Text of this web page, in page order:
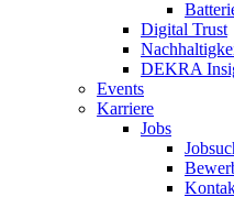
Digital Trust
DEKRA
Events
Karriere
Jobs